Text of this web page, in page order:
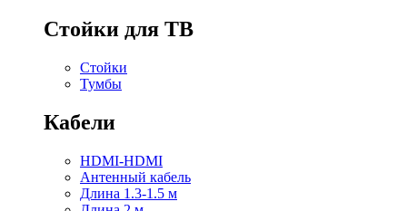
Стойки для ТВ
Стойки
Тумбы
Кабели
HDMI-HDMI
Антенный кабель
Длина 1.3-1.5 м